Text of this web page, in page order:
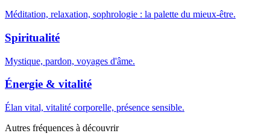
Méditation, relaxation, sophrologie : la palette du mieux-être.
Spiritualité
Mystique, pardon, voyages d'âme.
Énergie & vitalité
Élan vital, vitalité corporelle, présence sensible.
Autres fréquences à découvrir